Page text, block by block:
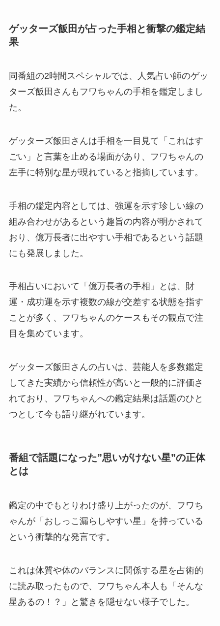
ゲッターズ飯田が占った手相と衝撃の鑑定結
果
同番組の2時間スペシャルでは、人気占い師のゲッ
ターズ飯田さんもフワちゃんの手相を鑑定しまし
た。
ゲッターズ飯田さんは手相を一目見て「これはす
ごい」と言葉を止める場面があり、フワちゃんの
左手に特別な星が現れていると指摘しています。
手相の鑑定内容としては、強運を示す珍しい線の
組み合わせがあるという趣旨の内容が明かされて
おり、億万長者に出やすい手相であるという話題
にも発展しました。
手相占いにおいて「億万長者の手相」とは、財
運・成功運を示す複数の線が交差する状態を指す
ことが多く、フワちゃんのケースもその観点で注
目を集めています。
ゲッターズ飯田さんの占いは、芸能人を多数鑑定
してきた実績から信頼性が高いと一般的に評価さ
れており、フワちゃんへの鑑定結果は話題のひと
つとして今も語り継がれています。
番組で話題になった”思いがけない星”の正体
とは
鑑定の中でもとりわけ盛り上がったのが、フワち
ゃんが「おしっこ漏らしやすい星」を持っている
という衝撃的な発言です。
これは体質や体のバランスに関係する星を占術的
に読み取ったもので、フワちゃん本人も「そんな
星あるの！？」と驚きを隠せない様子でした。